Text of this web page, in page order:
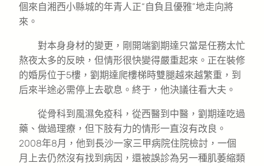
個來自湘西小縣城的年青人正“自負且優雅”地走向將
來。
對本身身材的變更，剛開端劉期達只當是任務太忙
熬夜太多的反映，但情形很快變得嚴重起來。正在裝修
的婚房位于5樓，劉期達爬樓梯時雙腿越來越繁重，到
后來半途必需停上去歇息。終于，他決議往看大夫。
從骨科到風濕免疫科，從西醫到中醫，劉期達吃過
藥、做過理療，但下肢有力的情形一直沒有改良。
2008年8月，他到長沙一家三甲病院住院檢討，一個
月上去仍然沒有找到病因，還被誤診為另一種肌萎縮類